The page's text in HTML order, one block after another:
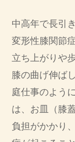
中高年で長引
変形性膝関節
立ち上がりや
膝の曲げ伸ば
庭仕事のよう
は、お皿（膝
負担がかかり